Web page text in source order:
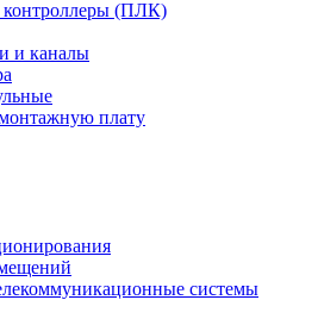
контроллеры (ПЛК)
и каналы
плату
системы